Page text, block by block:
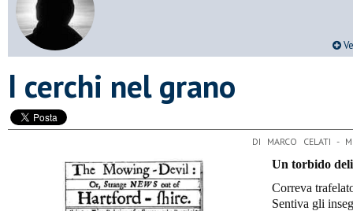
I cerchi nel grano
DI MARCO CELATI -
Un torbido
Correva
Sentiva gli